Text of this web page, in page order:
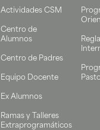
Actividades CSM
Centro de
Alumnos
Centro de Padres
Equipo Docente
Ex Alumnos
Ramas y Talleres
Extraprogramáticos